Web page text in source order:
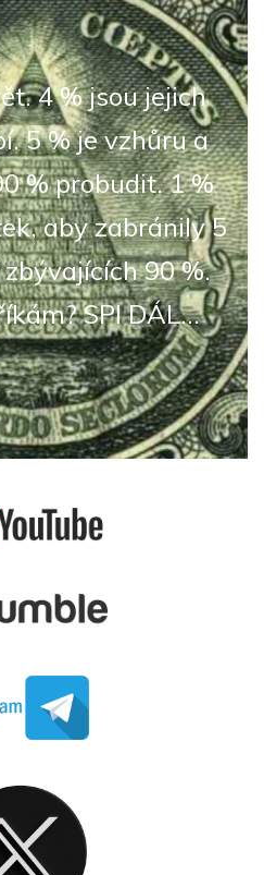
4 % jsou jejich
5 % je vzhůru a
% probudit. 1 %
aby zabránily 5
90 %.
SPI DÁL...